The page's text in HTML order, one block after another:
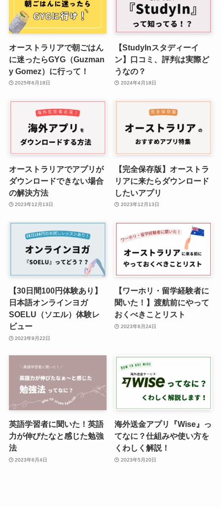
オーストラリアで朝ごはん
に迷ったらGYG（Guzman
y Gomez）に行って！
2025年6月18日
【StudyInスタディーイ
ン】口コミ、評判は実際ど
うなの？
2024年4月18日
オーストラリアでアプリが
ダウンロードできない場合
の解決方法
2023年12月13日
【完全保存版】オーストラ
リアに来たらダウンロード
したいアプリ
2023年12月13日
【30日間100円体験あり】
日本語オンラインヨガ
SOELU（ソエル）体験レ
ビュー
2023年9月22日
【ワーホリ・留学経験者に
聞いた！】渡航前にやって
おくべきことリスト
2023年6月24日
英語学習者に聞いた！英語
力が伸びたなと感じた勉強
法
2023年6月4日
海外送金アプリ『Wise』っ
てなに？仕組みや使い方を
くわしく解説！
2023年5月20日